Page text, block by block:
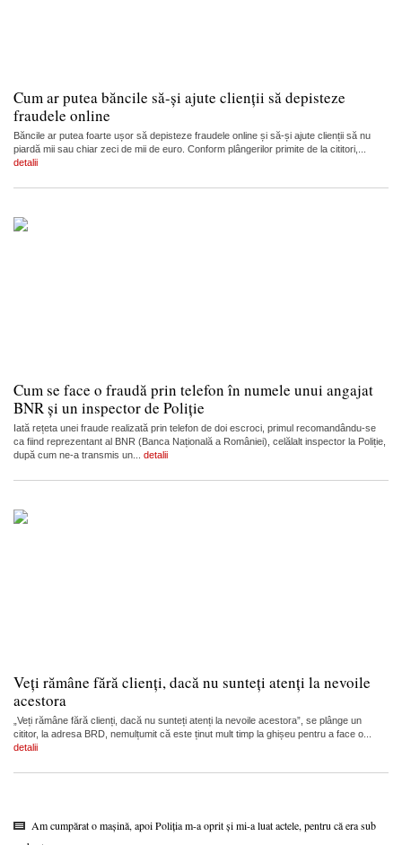
Cum ar putea băncile să-și ajute clienții să depisteze
fraudele online
Băncile ar putea foarte ușor să depisteze fraudele online și să-și ajute clienții să nu
piardă mii sau chiar zeci de mii de euro. Conform plângerilor primite de la cititori,...
detalii
Cum se face o fraudă prin telefon în numele unui angajat
BNR și un inspector de Poliție
Iată rețeta unei fraude realizată prin telefon de doi escroci, primul recomandându-se
ca fiind reprezentant al BNR (Banca Națională a României), celălalt inspector la Poliție,
după cum ne-a transmis un... detalii
Veți rămâne fără clienți, dacă nu sunteți atenți la nevoile
acestora
„Veți rămâne fără clienți, dacă nu sunteți atenți la nevoile acestora”, se plânge un
cititor, la adresa BRD, nemulțumit că este ținut mult timp la ghișeu pentru a face o...
detalii
Am cumpărat o mașină, apoi Poliția m-a oprit și mi-a luat actele, pentru că era sub